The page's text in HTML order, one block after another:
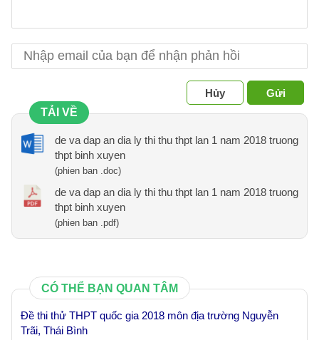
Hủy
Gửi
TẢI VỀ
de va dap an dia ly thi thu thpt lan 1 nam 2018 truong
thpt binh xuyen
(phien ban .doc)
de va dap an dia ly thi thu thpt lan 1 nam 2018 truong
thpt binh xuyen
(phien ban .pdf)
CÓ THỂ BẠN QUAN TÂM
Đề thi thử THPT quốc gia 2018 môn địa trường Nguyễn
Trãi, Thái Bình